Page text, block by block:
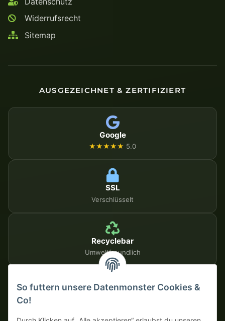
Widerrufsrecht
Sitemap
AUSGEZEICHNET & ZERTIFIZIERT
Google
★★★★★ 5.0
SSL
Verschlüsselt
Recyclebar
Umweltfreundlich
SICHERE ZAHLUNGSMETHODEN
So futtern unsere Datenmonster Cookies &
Co!